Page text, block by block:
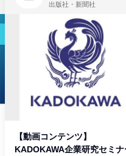
出版社・新聞社
【動画コンテンツ】
KADOKAWA企業研究セミナ